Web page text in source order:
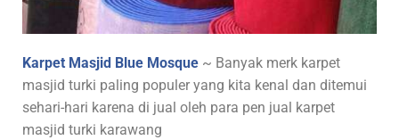
Karpet Masjid Blue Mosque ~ Banyak merk karpet
masjid turki paling populer yang kita kenal dan ditemui
sehari-hari karena di jual oleh para pen jual karpet
masjid turki karawang